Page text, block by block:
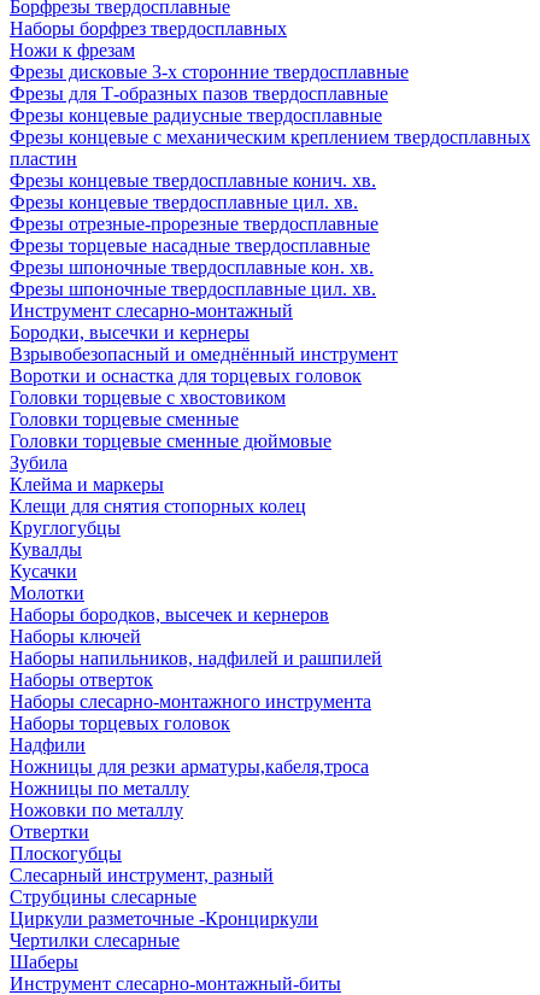
Борфрезы твердосплавные
Наборы борфрез твердосплавных
Ножи к фрезам
Фрезы дисковые 3-х сторонние твердосплавные
Фрезы для Т-образных пазов твердосплавные
Фрезы концевые радиусные твердосплавные
Фрезы концевые с механическим креплением твердосплавных
пластин
Фрезы концевые твердосплавные конич. хв.
Фрезы концевые твердосплавные цил. хв.
Фрезы отрезные-прорезные твердосплавные
Фрезы торцевые насадные твердосплавные
Фрезы шпоночные твердосплавные кон. хв.
Фрезы шпоночные твердосплавные цил. хв.
Инструмент слесарно-монтажный
Бородки, высечки и кернеры
Взрывобезопасный и омеднённый инструмент
Воротки и оснаcтка для торцевых головок
Головки торцевые с хвостовиком
Головки торцевые сменные
Головки торцевые сменные дюймовые
Зубила
Клейма и маркеры
Клещи для снятия стопорных колец
Круглогубцы
Кувалды
Кусачки
Молотки
Наборы бородков, высечек и кернеров
Наборы ключей
Наборы напильников, надфилей и рашпилей
Наборы отверток
Наборы слесарно-монтажного инструмента
Наборы торцевых головок
Надфили
Ножницы для резки арматуры,кабеля,троса
Ножницы по металлу
Ножовки по металлу
Отвертки
Плоскогубцы
Слесарный инструмент, разный
Струбцины слесарные
Циркули разметочные -Кронциркули
Чертилки слесарные
Шаберы
Инструмент слесарно-монтажный-биты